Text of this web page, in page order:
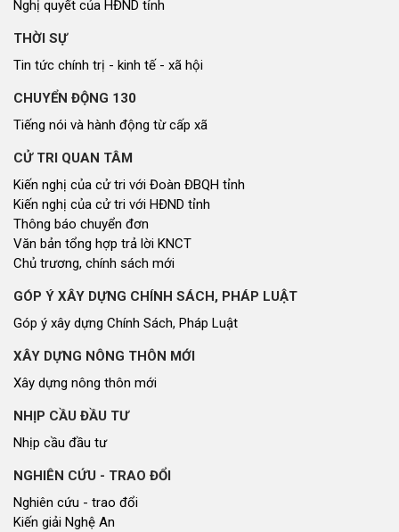
Nghị quyết của HĐND tỉnh
THỜI SỰ
Tin tức chính trị - kinh tế - xã hội
CHUYỂN ĐỘNG 130
Tiếng nói và hành động từ cấp xã
CỬ TRI QUAN TÂM
Kiến nghị của cử tri với Đoàn ĐBQH tỉnh
Kiến nghị của cử tri với HĐND tỉnh
Thông báo chuyển đơn
Văn bản tổng hợp trả lời KNCT
Chủ trương, chính sách mới
GÓP Ý XÂY DỰNG CHÍNH SÁCH, PHÁP LUẬT
Góp ý xây dựng Chính Sách, Pháp Luật
XÂY DỰNG NÔNG THÔN MỚI
Xây dựng nông thôn mới
NHỊP CẦU ĐẦU TƯ
Nhịp cầu đầu tư
NGHIÊN CỨU - TRAO ĐỔI
Nghiên cứu - trao đổi
Kiến giải Nghệ An